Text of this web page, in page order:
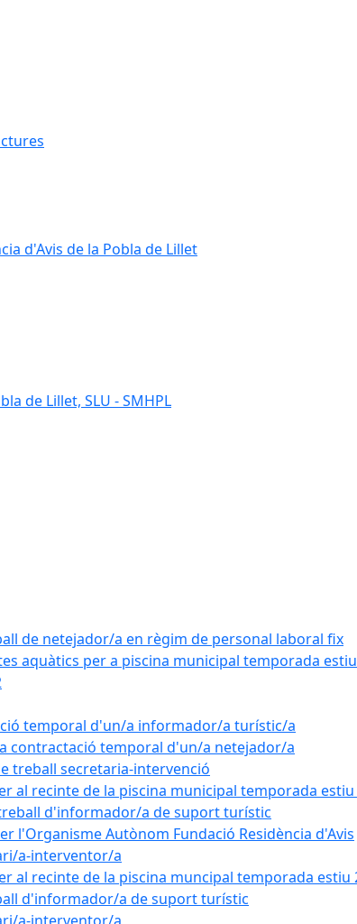
d'Avis de la Pobla de Lillet
de Lillet, SLU - SMHPL
de netejador/a en règim de personal laboral fix
aquàtics per a piscina municipal temporada
temporal d'un/a informador/a turístic/a
contractació temporal d'un/a netejador/a
treball secretaria-intervenció
al recinte de la piscina municipal temporada estiu
d'informador/a de suport turístic
l'Organisme Autònom Fundació Residència d'Avis
a-interventor/a
al recinte de la piscina muncipal temporada estiu
d'informador/a de suport turístic